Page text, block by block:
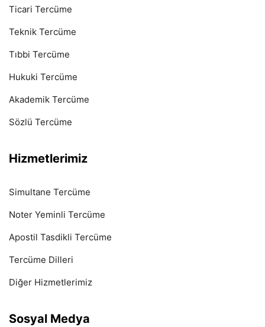
Ticari Tercüme
Teknik Tercüme
Tıbbi Tercüme
Hukuki Tercüme
Akademik Tercüme
Sözlü Tercüme
Hizmetlerimiz
Simultane Tercüme
Noter Yeminli Tercüme
Apostil Tasdikli Tercüme
Tercüme Dilleri
Diğer Hizmetlerimiz
Sosyal Medya